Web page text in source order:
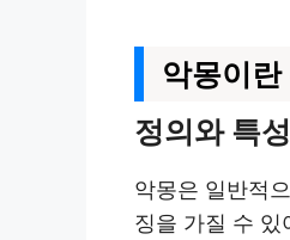
악몽이
정의와 특성
악몽은 일반적
징을 가질 수 있